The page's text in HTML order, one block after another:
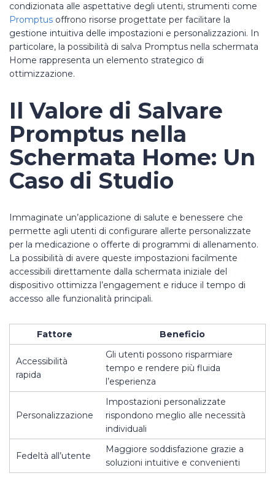
condizionata alle aspettative degli utenti, strumenti come
Promptus offrono risorse progettate per facilitare la
gestione intuitiva delle impostazioni e personalizzazioni. In
particolare, la possibilità di salva Promptus nella schermata
Home rappresenta un elemento strategico di
ottimizzazione.
Il Valore di Salvare
Promptus nella
Schermata Home: Un
Caso di Studio
Immaginate un’applicazione di salute e benessere che
permette agli utenti di configurare allerte personalizzate
per la medicazione o offerte di programmi di allenamento.
La possibilità di avere queste impostazioni facilmente
accessibili direttamente dalla schermata iniziale del
dispositivo ottimizza l’engagement e riduce il tempo di
accesso alle funzionalità principali.
Fattore Beneficio
Accessibilità
rapida
Gli utenti possono risparmiare
tempo e rendere più fluida
l’esperienza
Personalizzazione
Impostazioni personalizzate
rispondono meglio alle necessità
individuali
Fedeltà all’utente
Maggiore soddisfazione grazie a
soluzioni intuitive e convenienti